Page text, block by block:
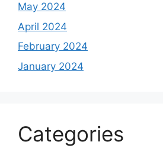
May 2024
April 2024
February 2024
January 2024
Categories